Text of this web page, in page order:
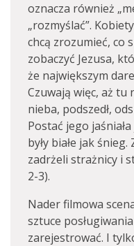
oznacza również
„rozmyślać”.
chcą zrozumieć, co
zobaczyć Jezusa,
że największym
Czuwają więc, aż tu
nieba, podszedł,
Postać jego
były białe jak
zadrżeli strażnicy i
2-3).
Nader filmowa
sztuce
zarejestrować. I